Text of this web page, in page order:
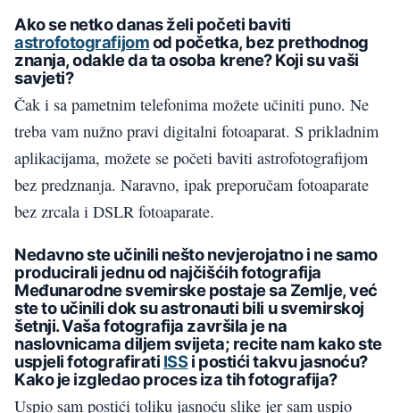
Ako se netko danas želi početi baviti
astrofotografijomod početka, bez prethodnog
znanja, odakle da ta osoba krene? Koji su vaši
savjeti?
Čak i sa pametnim telefonima možete učiniti puno. Ne
treba vam nužno pravi digitalni fotoaparat. S prikladnim
aplikacijama, možete se početi baviti astrofotografijom
bez predznanja. Naravno, ipak preporučam fotoaparate
bez zrcala i DSLR fotoaparate.
Nedavno ste učinili nešto nevjerojatno i ne samo
producirali jednu od najčišćih fotografija
Međunarodne svemirske postaje sa Zemlje, već
ste to učinili dok su astronauti bili u svemirskoj
šetnji. Vaša fotografija završila je na
naslovnicama diljem svijeta; recite nam kako ste
uspjeli fotografirati ISSi postići takvu jasnoću?
Kako je izgledao proces iza tih fotografija?
Uspio sam postići toliku jasnoću slike jer sam uspio